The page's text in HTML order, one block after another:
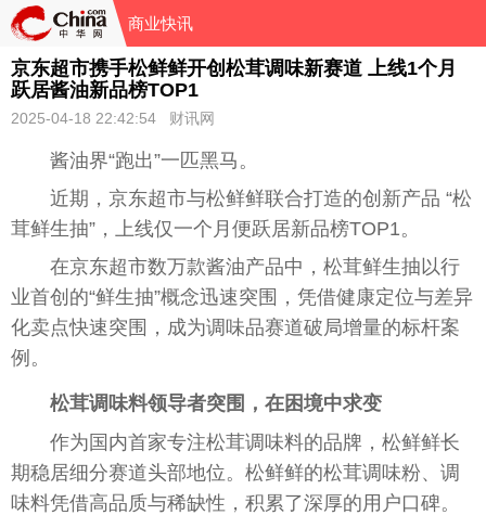
商业快讯
京东超市携手松鲜鲜开创松茸调味新赛道 上线1个月
跃居酱油新品榜TOP1
2025-04-18 22:42:54 财讯网
酱油界“跑出”一匹黑马。
近期，京东超市与松鲜鲜联合打造的创新产品 “松
茸鲜生抽”，上线仅一个月便跃居新品榜TOP1。
在京东超市数万款酱油产品中，松茸鲜生抽以行
业首创的“鲜生抽”概念迅速突围，凭借健康定位与差异
化卖点快速突围，成为调味品赛道破局增量的标杆案
例。
松茸调味料领导者突围，在困境中求变
作为国内首家专注松茸调味料的品牌，松鲜鲜长
期稳居细分赛道头部地位。松鲜鲜的松茸调味粉、调
味料凭借高品质与稀缺性，积累了深厚的用户口碑。